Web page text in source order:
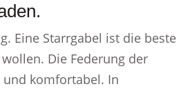
Eine Starrgabel ist die beste
Die Federung der
und komfortabel. In